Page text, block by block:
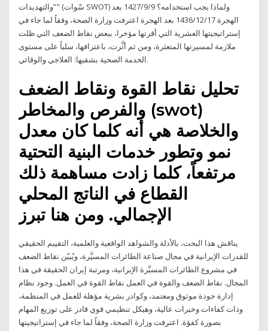
والتهديدات”" (سْوات SWOT) ولماذا يجب استخدامه؟ 9‏‏/9‏‏/1427 بعد
الهجرة 17‏‏/12‏‏/1436 بعد الهجرة اعترفت وزارة الصحة، وفقاً لما جاء في
إستراتيجيتها العشرية التي أقرتها مؤخرا، ببعض نقاط الضعف التي ظلت
ملازمة لمسيرتها المتعثرة، ومن ثم أثَّرت، باعترافها، سلباً على مستوى
الخدمة الصحية بشقيها: العلاجي والوقائي.
تحليل نقاط القوة ونقاط الضعف
والفرص والمخاطر (swot)
والخلاصة هي أنه كلما كان معدل
نمو وتطور خدمات البنية التحتية
مرتفعاً، كلما زادت مساهمة ذلك
القطاع في الناتج المحلي
الإجمالي. ومن هنا تبرز
يناقش هذا البحث، بالأدلة والشواهد الواقعية والعلمية، التقييم الحقيقي
للقدرات الإيرانية في مجال صناعة الطائرات المسيَّرة، ويُبيّن نقاط الضعف
في مشروع الطائرات المسيَّرة الإيرانية، ومرتبة إيران الحقيقة في هذا
المجال. نقاط الضعف والقوة في العمل نقاط القوة في العمل. وجود نظام
إدارة جودة موثوق ومعتمد، وكوادر بشرية مؤهلة للعمل في المنظمة،
وذات كفاءات وخبرات عالية، وهيكل تنظيمي قوي قادر على توزيع المهام
بصورة كفؤة. اعترفت وزارة الصحة، وفقاً لما جاء في إستراتيجيتها